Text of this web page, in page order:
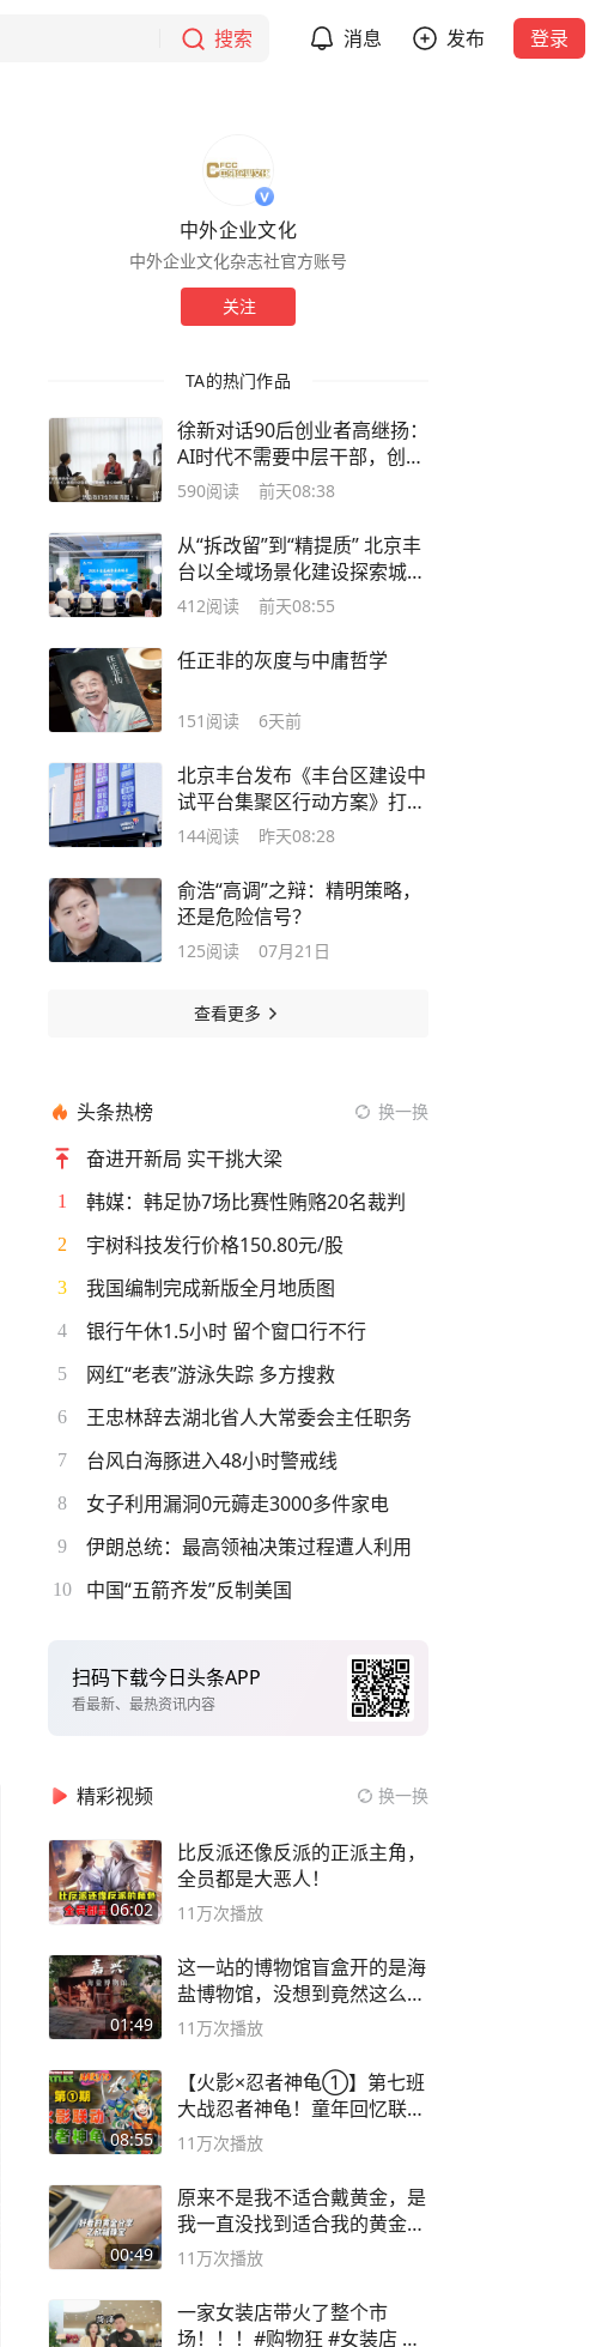
搜索 消息 发布 登录
中外企业文化
中外企业文化杂志社官方账号
关注
TA的热门作品
徐新对话90后创业者高继扬：
AI时代不需要中层干部，创始
人最致命的错是“不聚焦”
590阅读 前天08:38
从“拆改留”到“精提质” 北京丰
台以全域场景化建设探索城市
焕新路径
412阅读 前天08:55
任正非的灰度与中庸哲学
151 阅读 6天前
北京丰台发布《丰台区建设中
试平台集聚区行动方案》打造
“中试+”融合创新生态
144阅读 昨天08:28
俞浩“高调”之辩：精明策略，
还是危险信号？
125阅读 07月21日
查看更多
头条热榜 换一换
奋进开新局 实干挑大梁
1 韩媒：韩足协7场比赛性贿赂20名裁判
2 宇树科技发行价格150.80元/股
3 我国编制完成新版全月地质图
4 银行午休1.5小时 留个窗口行不行
5 网红“老表”游泳失踪 多方搜救
6 王忠林辞去湖北省人大常委会主任职务
7 台风白海豚进入48小时警戒线
8 女子利用漏洞0元薅走3000多件家电
9 伊朗总统：最高领袖决策过程遭人利用
10 中国“五箭齐发”反制美国
扫码下载今日头条APP
看最新、最热资讯内容
精彩视频 换一换
06:02
比反派还像反派的正派主角，
全员都是大恶人！
11万次播放
01:49
这一站的博物馆盲盒开的是海
盐博物馆，没想到竟然这么好
逛！
11万次播放
08:55
【火影×忍者神龟①】第七班
大战忍者神龟！童年回忆联动
论武？
11万次播放
00:49
原来不是我不适合戴黄金，是
我一直没找到适合我的黄金
😭
11万次播放
一家女装店带火了整个市
场！！！#购物狂 #女装店 #